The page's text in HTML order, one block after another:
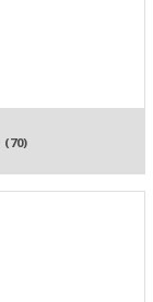
(70)